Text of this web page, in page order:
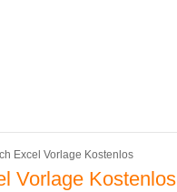
Excel Vorlage Kostenlos
Vorlage Kostenlos